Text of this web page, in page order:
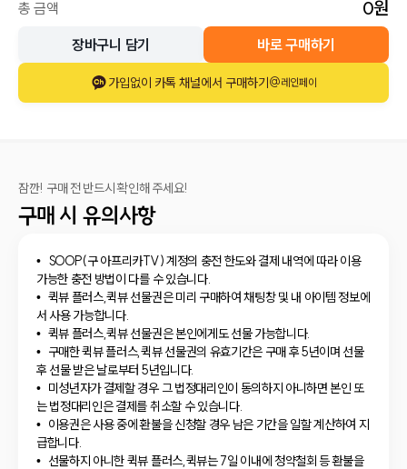
총 금액 0원
장바구니 담기 바로 구매하기
가입없이 카톡 채널에서 구매하기@레인페이
잠깐! 구매 전 반드시 확인해 주세요!
구매 시 유의사항
SOOP(구 아프리카TV) 계정의 충전 한도와 결제 내역에 따라 이용
가능한 충전 방법이 다를 수 있습니다.
퀵뷰 플러스,퀵뷰 선물권은 미리 구매하여 채팅창 및 내 아이템 정보에
서 사용 가능합니다.
퀵뷰 플러스,퀵뷰 선물권은 본인에게도 선물 가능합니다.
구매한 퀵뷰 플러스,퀵뷰 선물권의 유효기간은 구매 후 5년이며 선물
후 선물 받은 날로부터 5년입니다.
미성년자가 결제할 경우 그 법정대리인이 동의하지 아니하면 본인 또
는 법정대리인은 결제를 취소할 수 있습니다.
이용권은 사용 중에 환불을 신청할 경우 남은 기간을 일할 계산하여 지
급합니다.
선물하지 아니한 퀵뷰 플러스,퀵뷰는 7일 이내에 청약철회 등 환불을